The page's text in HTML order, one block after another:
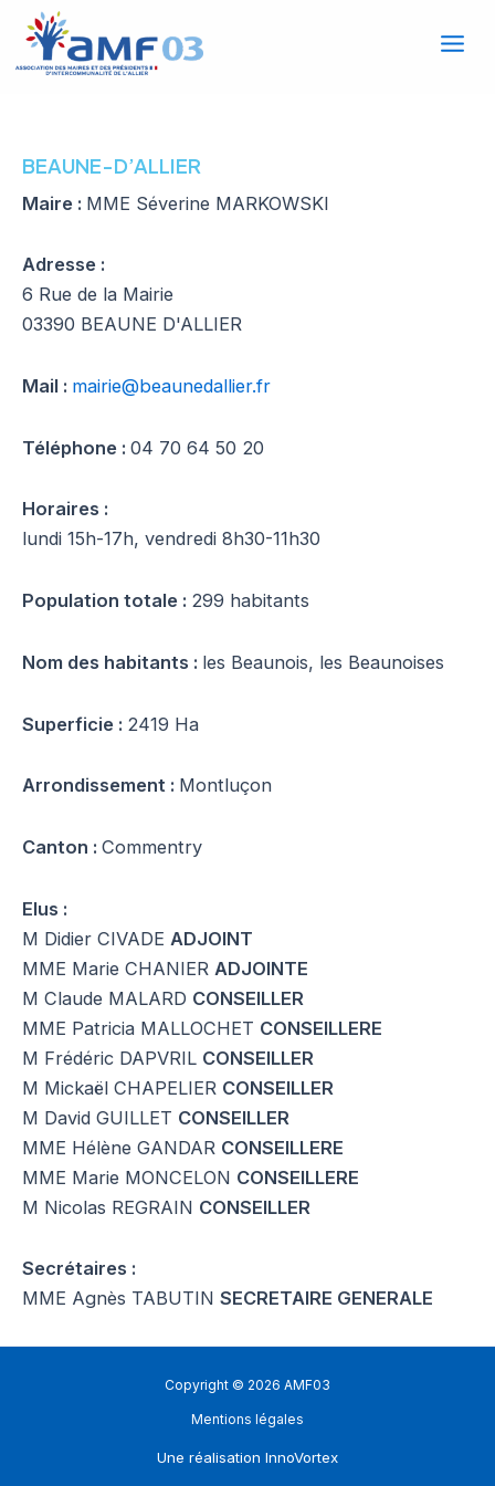
Aller
contenu
BEAUNE-D’ALLIER
Maire : MME Séverine MARKOWSKI
Adresse :
6 Rue de la Mairie
03390 BEAUNE D'ALLIER
Mail : mairie@beaunedallier.fr
Téléphone : 04 70 64 50 20
Horaires :
lundi 15h-17h, vendredi 8h30-11h30
Population totale : 299 habitants
Nom des habitants : les Beaunois, les Beaunoises
Superficie : 2419 Ha
Arrondissement : Montluçon
Canton : Commentry
Elus :
M Didier CIVADE ADJOINT
MME Marie CHANIER ADJOINTE
M Claude MALARD CONSEILLER
MME Patricia MALLOCHET CONSEILLERE
M Frédéric DAPVRIL CONSEILLER
M Mickaël CHAPELIER CONSEILLER
M David GUILLET CONSEILLER
MME Hélène GANDAR CONSEILLERE
MME Marie MONCELON CONSEILLERE
M Nicolas REGRAIN CONSEILLER
Secrétaires :
MME Agnès TABUTIN SECRETAIRE GENERALE
Copyright © 2026 AMF03
Mentions légales
Une réalisation InnoVortex